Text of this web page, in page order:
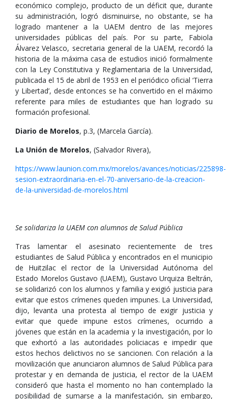
económico complejo, producto de un déficit que, durante
su administración, logró disminuirse, no obstante, se ha
logrado mantener a la UAEM dentro de las mejores
universidades públicas del país. Por su parte, Fabiola
Álvarez Velasco, secretaria general de la UAEM, recordó la
historia de la máxima casa de estudios inició formalmente
con la Ley Constitutiva y Reglamentaria de la Universidad,
publicada el 15 de abril de 1953 en el periódico oficial ‘Tierra
y Libertad’, desde entonces se ha convertido en el máximo
referente para miles de estudiantes que han logrado su
formación profesional.
Diario de Morelos, p.3, (Marcela García).
La Unión de Morelos, (Salvador Rivera),
https://www.launion.com.mx/morelos/avances/noticias/225898-
sesion-extraordinaria-en-el-70-aniversario-de-la-creacion-
de-la-universidad-de-morelos.html
Se solidariza la UAEM con alumnos de Salud Pública
Tras lamentar el asesinato recientemente de tres
estudiantes de Salud Pública y encontrados en el municipio
de Huitzilac el rector de la Universidad Autónoma del
Estado Morelos Gustavo (UAEM), Gustavo Urquiza Beltrán,
se solidarizó con los alumnos y familia y exigió justicia para
evitar que estos crímenes queden impunes. La Universidad,
dijo, levanta una protesta al tiempo de exigir justicia y
evitar que quede impune estos crímenes, ocurrido a
jóvenes que están en la academia y la investigación, por lo
que exhortó a las autoridades policiacas e impedir que
estos hechos delictivos no se sancionen. Con relación a la
movilización que anunciaron alumnos de Salud Pública para
protestar y en demanda de justicia, el rector de la UAEM
consideró que hasta el momento no han contemplado la
posibilidad de sumarse a la manifestación, sin embargo,